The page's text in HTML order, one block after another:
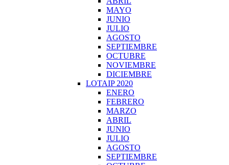
MAYO
JUNIO
JULIO
AGOSTO
SEPTIEMBRE
OCTUBRE
NOVIEMBRE
DICIEMBRE
LOTAIP 2020
ENERO
FEBRERO
MARZO
ABRIL
JUNIO
JULIO
AGOSTO
SEPTIEMBRE